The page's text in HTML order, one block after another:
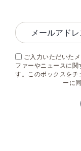
ご入力いただいた
ファーやニュースに関
す。このボックスをチ
ーに